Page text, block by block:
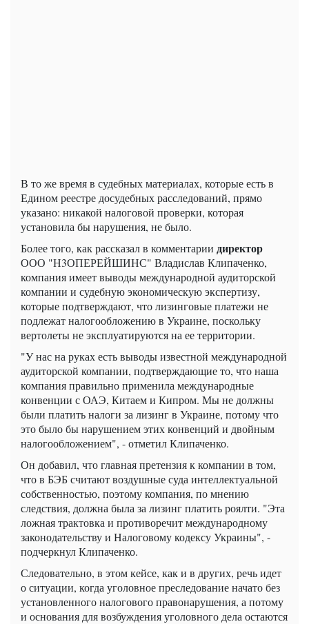
В то же время в судебных материалах, которые есть в
Едином реестре досудебных расследований, прямо
указано: никакой налоговой проверки, которая
установила бы нарушения, не было.
Более того, как рассказал в комментарии директор
ООО "Н3ОПЕРЕЙШИНС" Владислав Клипаченко,
компания имеет выводы международной аудиторской
компании и судебную экономическую экспертизу,
которые подтверждают, что лизинговые платежи не
подлежат налогообложению в Украине, поскольку
вертолеты не эксплуатируются на ее территории.
"У нас на руках есть выводы известной международной
аудиторской компании, подтверждающие то, что наша
компания правильно применила международные
конвенции с ОАЭ, Китаем и Кипром. Мы не должны
были платить налоги за лизинг в Украине, потому что
это было бы нарушением этих конвенций и двойным
налогообложением", - отметил Клипаченко.
Он добавил, что главная претензия к компании в том,
что в БЭБ считают воздушные суда интеллектуальной
собственностью, поэтому компания, по мнению
следствия, должна была за лизинг платить роялти. "Эта
ложная трактовка и противоречит международному
законодательству и Налоговому кодексу Украины", -
подчеркнул Клипаченко.
Следовательно, в этом кейсе, как и в других, речь идет
о ситуации, когда уголовное преследование начато без
установленного налогового правонарушения, а потому
и основания для возбуждения уголовного дела остаются